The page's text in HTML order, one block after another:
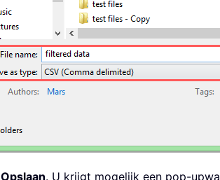
Opslaan. U krijgt mogelijk een pop-